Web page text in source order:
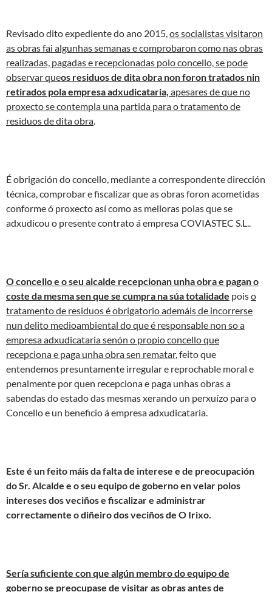
Revisado dito expediente do ano 2015, os socialistas visitaron
as obras fai algunhas semanas e comprobaron como nas obras
realizadas, pagadas e recepcionadas polo concello, se pode
observar queos residuos de dita obra non foron tratados nin
retirados pola empresa adxudicataria, apesares de que no
proxecto se contempla una partida para o tratamento de
residuos de dita obra
É obrigación do concello, mediante a correspondente dirección
técnica, comprobar e fiscalizar que as obras foron acometidas
conforme ó proxecto así como as melloras polas que se
adxudicou o presente contrato á empresa COVIASTEC S.L..
O concello e o seu alcalde recepcionan unha obra e pagan o
coste da mesma sen que se cumpra na súa totalidade poiso
tratamento de residuos é obrigatorio ademáis de incorrerse
nun delito medioambiental do que é responsable non so a
empresa adxudicataria senón o propio concello que
recepciona e paga unha obra sen rematar, feito que
entendemos presuntamente irregular e reprochable moral e
penalmente por quen recepciona e paga unhas obras a
sabendas do estado das mesmas xerando un perxuízo para o
Concello e un beneficio á empresa adxudicataria.
Este é un feito máis da falta de interese e de preocupación
do Sr. Alcalde e o seu equipo de goberno en velar polos
intereses dos veciños e fiscalizar e administrar
correctamente o diñeiro dos veciños de O Irixo.
Sería suficiente con que algún membro do equipo de
goberno se preocupase de visitar as obrasantes de